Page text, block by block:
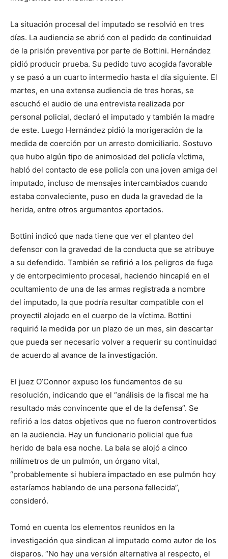
La situación procesal del imputado se resolvió en tres
días. La audiencia se abrió con el pedido de continuidad
de la prisión preventiva por parte de Bottini. Hernández
pidió producir prueba. Su pedido tuvo acogida favorable
y se pasó a un cuarto intermedio hasta el día siguiente. El
martes, en una extensa audiencia de tres horas, se
escuchó el audio de una entrevista realizada por
personal policial, declaró el imputado y también la madre
de este. Luego Hernández pidió la morigeración de la
medida de coerción por un arresto domiciliario. Sostuvo
que hubo algún tipo de animosidad del policía víctima,
habló del contacto de ese policía con una joven amiga del
imputado, incluso de mensajes intercambiados cuando
estaba convaleciente, puso en duda la gravedad de la
herida, entre otros argumentos aportados.
Bottini indicó que nada tiene que ver el planteo del
defensor con la gravedad de la conducta que se atribuye
a su defendido. También se refirió a los peligros de fuga
y de entorpecimiento procesal, haciendo hincapié en el
ocultamiento de una de las armas registrada a nombre
del imputado, la que podría resultar compatible con el
proyectil alojado en el cuerpo de la víctima. Bottini
requirió la medida por un plazo de un mes, sin descartar
que pueda ser necesario volver a requerir su continuidad
de acuerdo al avance de la investigación.
El juez O’Connor expuso los fundamentos de su
resolución, indicando que el “análisis de la fiscal me ha
resultado más convincente que el de la defensa”. Se
refirió a los datos objetivos que no fueron controvertidos
en la audiencia. Hay un funcionario policial que fue
herido de bala esa noche. La bala se alojó a cinco
milímetros de un pulmón, un órgano vital,
“probablemente si hubiera impactado en ese pulmón hoy
estaríamos hablando de una persona fallecida”,
consideró.
Tomó en cuenta los elementos reunidos en la
investigación que sindican al imputado como autor de los
disparos. “No hay una versión alternativa al respecto, el